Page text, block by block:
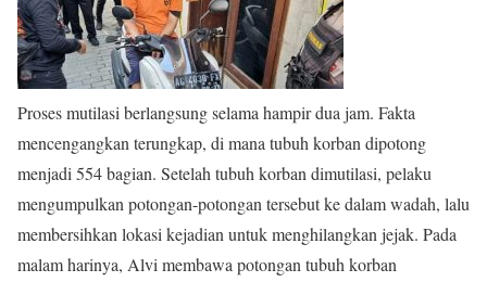
Proses mutilasi berlangsung selama hampir dua jam. Fakta
mencengangkan terungkap, di mana tubuh korban dipotong
menjadi 554 bagian. Setelah tubuh korban dimutilasi, pelaku
mengumpulkan potongan-potongan tersebut ke dalam wadah, lalu
membersihkan lokasi kejadian untuk menghilangkan jejak. Pada
malam harinya, Alvi membawa potongan tubuh korban